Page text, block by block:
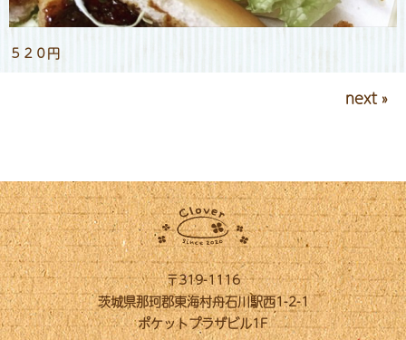
５２０円
next »
〒319-1116
茨城県那珂郡東海村舟石川駅西1-2-1
ポケットプラザビル1F